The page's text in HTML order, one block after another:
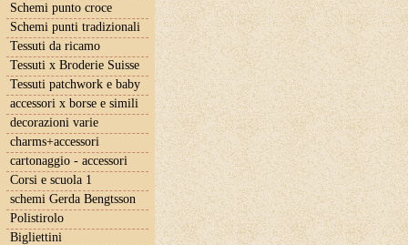
Schemi punto croce
Schemi punti tradizionali
Tessuti da ricamo
Tessuti x Broderie Suisse
Tessuti patchwork e baby
accessori x borse e simili
decorazioni varie
charms+accessori
cartonaggio - accessori
Corsi e scuola 1
schemi Gerda Bengtsson
Polistirolo
Bigliettini